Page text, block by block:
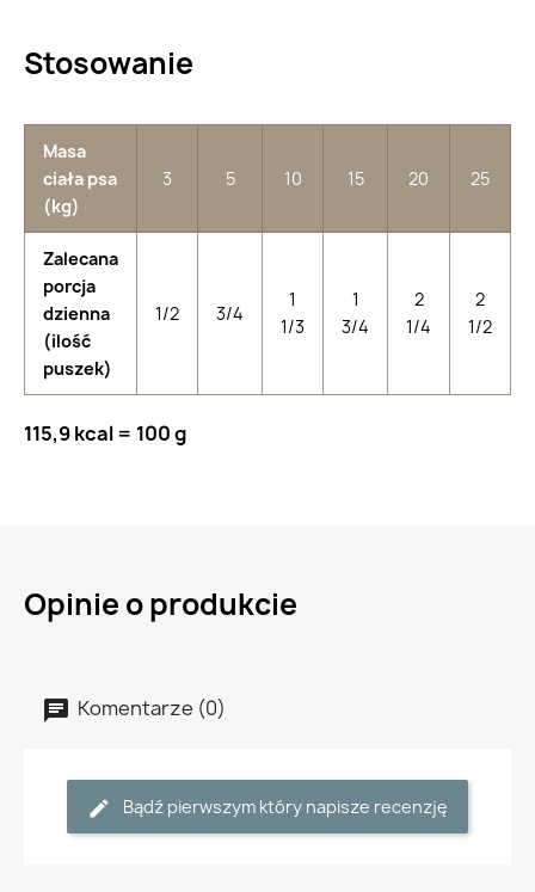
Stosowanie
Masa
ciała psa
(kg)
3 5 10 15 20 25
Zalecana
porcja
dzienna
(ilość
puszek)
1/2 3/4
1
1/3
1
3/4
2
1/4
2
1/2
115,9 kcal = 100 g
Opinie o produkcie
Komentarze (0)
Bądź pierwszym który napisze recenzję